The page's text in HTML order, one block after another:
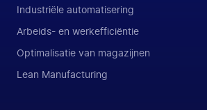
Industriële automatisering
Arbeids- en werkefficiëntie
Optimalisatie van magazijnen
Lean Manufacturing